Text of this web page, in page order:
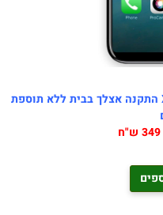
לאייפון X התקנה אצלך בבית ללא תוספת